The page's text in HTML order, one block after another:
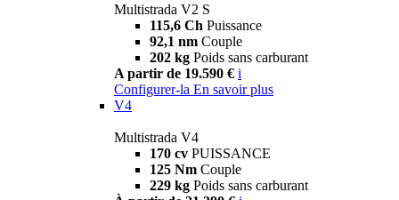
Multistrada V2 S
115,6 Ch Puissance
92,1 nm Couple
202 kg Poids sans carburant
A partir de 19.590 € i
Configurer-la En savoir plus
V4
Multistrada V4
170 cv PUISSANCE
125 Nm Couple
229 kg Poids sans carburant